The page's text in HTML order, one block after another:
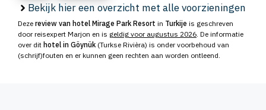
Bekijk hier een overzicht met alle voorzieningen
Deze review van hotel Mirage Park Resort in Turkije is geschreven
door reisexpert Marjon en is geldig voor augustus 2026 . De informatie
over dit hotel in Göynük (Turkse Rivièra) is onder voorbehoud van
(schrijf)fouten en er kunnen geen rechten aan worden ontleend.